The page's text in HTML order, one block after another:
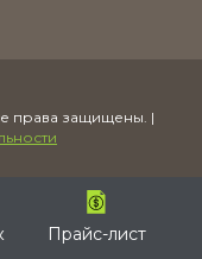
Прайс-лист
права защищены. |